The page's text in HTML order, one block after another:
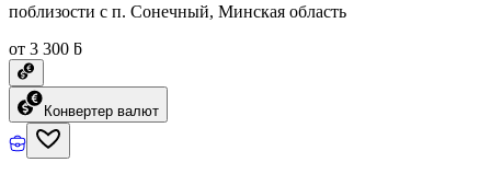
поблизости с п. Сонечный, Минская область
от 3 300 ƃ
Конвертер валют